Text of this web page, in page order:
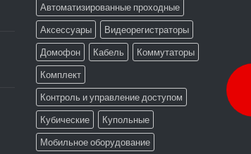
Автоматизированные проходные
Аксессуары
Видеорегистраторы
Домофон
Кабель
Коммутаторы
Комплект
Контроль и управление доступом
Кубические
Купольные
Мобильное оборудование